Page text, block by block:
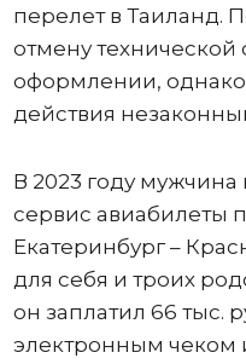
перелет в Таиланд.
отмену
оформлении, однако
действия
В 2023 году
сервис авиабилеты
Екатеринбург –
для себя и троих
он заплатил 66 тыс.
электронным чеком